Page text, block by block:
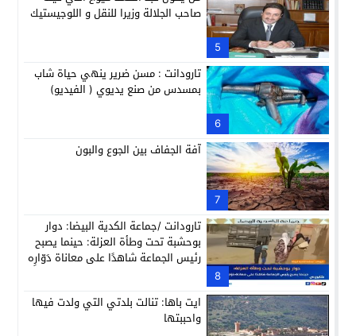
5
صاحب الجلالة وزيرا للنقل و اللوجيستيك
6
تارودانت : مسن ضرير ينهي حياة شاب
بمسدس من صنع يديوي ( الفيديو)
7
آفة الجفاف بين الجوع والبون
8
تارودانت /جماعة الكدية البيضا: دوار
بوحشبة تحت وطأة العزلة: حينما يصبح
رئيس الجماعة شاهدًا على معاناة دَوّارِه
ايت باها: تنالت بلدتي التي ولدت فيها
واحببتها